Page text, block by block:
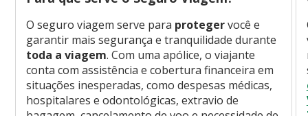
O seguro viagem serve para protegervocê e
garantir mais segurança e tranquilidade durante
toda a viagem. Com uma apólice, o viajante
conta com assistência e cobertura financeira em
situações inesperadas, como despesas médicas,
hospitalares e odontológicas, extravio de